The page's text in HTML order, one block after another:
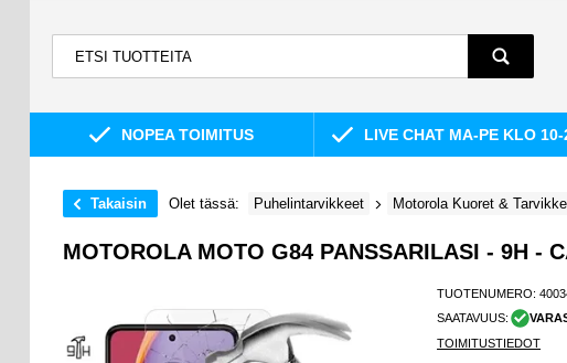
NOPEA TOIMITUS LIVE CHAT MA-PE KLO 10-
Takaisin Olet tässä: Puhelintarvikkeet Motorola Kuoret &
MOTOROLA MOTO G84 PANSSARILASI - 9H -
TUOTENUMERO:
SAATAVUUS:
TOIMITUSTIEDOT